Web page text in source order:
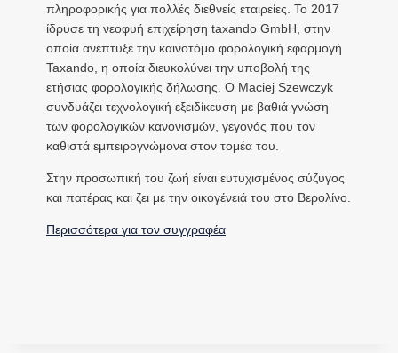
πληροφορικής για πολλές διεθνείς εταιρείες. Το 2017
ίδρυσε τη νεοφυή επιχείρηση taxando GmbH, στην
οποία ανέπτυξε την καινοτόμο φορολογική εφαρμογή
Taxando, η οποία διευκολύνει την υποβολή της
ετήσιας φορολογικής δήλωσης. Ο Maciej Szewczyk
συνδυάζει τεχνολογική εξειδίκευση με βαθιά γνώση
των φορολογικών κανονισμών, γεγονός που τον
καθιστά εμπειρογνώμονα στον τομέα του.
Στην προσωπική του ζωή είναι ευτυχισμένος σύζυγος
και πατέρας και ζει με την οικογένειά του στο Βερολίνο.
Περισσότερα για τον συγγραφέα